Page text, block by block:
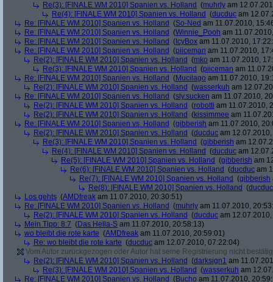
Re(3): [FINALE WM 2010] Spanien vs. Holland (muhrly am
Re(4): [FINALE WM 2010] Spanien vs. Holland (ducduc am
Re: [FINALE WM 2010] Spanien vs. Holland (So-Ned am 11.07.2010,
Re: [FINALE WM 2010] Spanien vs. Holland (Winnie_Pooh am
Re: [FINALE WM 2010] Spanien vs. Holland ( IcyBox am 11.07.2010,
Re: [FINALE WM 2010] Spanien vs. Holland (piiceman am 11.07.2010,
Re(2): [FINALE WM 2010] Spanien vs. Holland (mko am 11.07.2010,
Re(3): [FINALE WM 2010] Spanien vs. Holland (piiceman am
Re: [FINALE WM 2010] Spanien vs. Holland (Mucilago am 11.07.2010,
Re(2): [FINALE WM 2010] Spanien vs. Holland (wasserkuh am
Re: [FINALE WM 2010] Spanien vs. Holland (sly.sucken am 11.07.2010,
Re(2): [FINALE WM 2010] Spanien vs. Holland (robotti am 11.07.2010,
Re(2): [FINALE WM 2010] Spanien vs. Holland (kissimmee am
Re: [FINALE WM 2010] Spanien vs. Holland (gibberish am 11.07.2010,
Re(2): [FINALE WM 2010] Spanien vs. Holland (ducduc am
Re(3): [FINALE WM 2010] Spanien vs. Holland (gibberish am
Re(4): [FINALE WM 2010] Spanien vs. Holland (ducduc am
Re(5): [FINALE WM 2010] Spanien vs. Holland (gibberish am
Re(6): [FINALE WM 2010] Spanien vs. Holland (ducduc am
Re(7): [FINALE WM 2010] Spanien vs. Holland (gibberish
Re(8): [FINALE WM 2010] Spanien vs. Holland (ducduc
Los gehts (AMDfreak am 11.07.2010, 20:30:51)
Re: [FINALE WM 2010] Spanien vs. Holland (muhrly am 11.07.2010,
Re(2): [FINALE WM 2010] Spanien vs. Holland (ducduc am
Mein Tipp: 8:7 (Das Hella-S am 11.07.2010, 20:58:13)
wo bleibt die rote karte (AMDfreak am 11.07.2010, 20:59:01)
Re: wo bleibt die rote karte (ducduc am 12.07.2010, 07:22:04)
Vom Autor zurückgezogen oder Autor hat seine Registrierung nicht
Re(2): [FINALE WM 2010] Spanien vs. Holland (darksign1 am
Re(3): [FINALE WM 2010] Spanien vs. Holland (wasserkuh am
Re: [FINALE WM 2010] Spanien vs. Holland (Bucho am 11.07.2010,